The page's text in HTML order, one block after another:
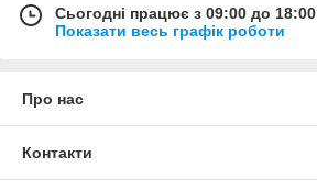
Сьогодні працює з 09:00 до 18:00
Показати весь графік роботи
Про нас
Контакти